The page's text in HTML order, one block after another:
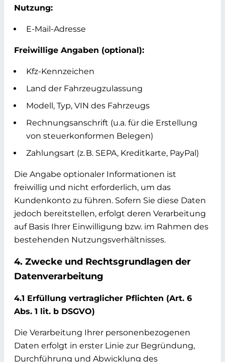
Nutzung:
E-Mail-Adresse
Freiwillige Angaben (optional):
Kfz-Kennzeichen
Land der Fahrzeugzulassung
Modell, Typ, VIN des Fahrzeugs
Rechnungsanschrift (u.a. für die Erstellung
von steuerkonformen Belegen)
Zahlungsart (z. B. SEPA, Kreditkarte, PayPal)
Die Angabe optionaler Informationen ist
freiwillig und nicht erforderlich, um das
Kundenkonto zu führen. Sofern Sie diese Daten
jedoch bereitstellen, erfolgt deren Verarbeitung
auf Basis Ihrer Einwilligung bzw. im Rahmen des
bestehenden Nutzungsverhältnisses.
4. Zwecke und Rechtsgrundlagen der
Datenverarbeitung
4.1 Erfüllung vertraglicher Pflichten (Art. 6
Abs. 1 lit. b DSGVO)
Die Verarbeitung Ihrer personenbezogenen
Daten erfolgt in erster Linie zur Begründung,
Durchführung und Abwicklung des